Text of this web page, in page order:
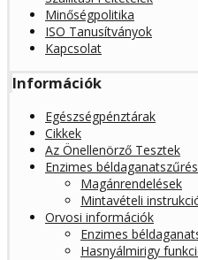
Minőségpolitika
ISO Tanusítványok
Kapcsolat
Információk
Egészségpénztárak
Cikkek
Az Önellenörző Tesztek
Enzimes béldaganatszűrés
Magánrendelések
Mintavételi
Orvosi információk
Enzimes
Hasnyálmirigy